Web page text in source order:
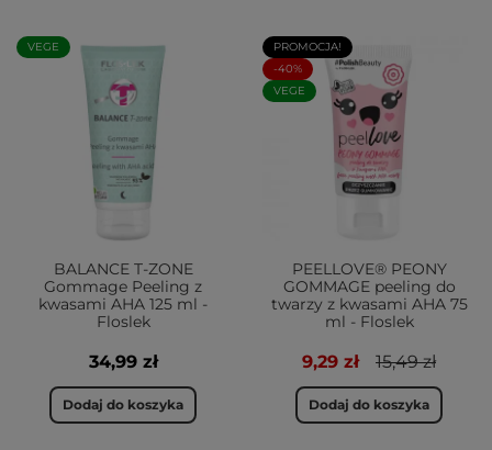
VEGE
BALANCE T-ZONE
Gommage Peeling z
kwasami AHA 125 ml -
Floslek
34,99 zł
Dodaj do koszyka
PROMOCJA!
-40%
VEGE
PEELLOVE® PEONY
GOMMAGE peeling do
twarzy z kwasami AHA 75
ml - Floslek
9,29 zł 15,49 zł
Dodaj do koszyka